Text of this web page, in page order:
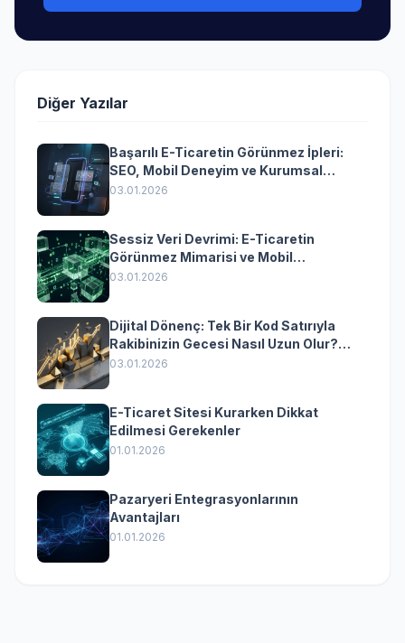
Diğer Yazılar
Başarılı E-Ticaretin Görünmez İpleri:
SEO, Mobil Deneyim ve Kurumsal
Yazılımın Kazandıran Senkronizasyonu
03.01.2026
Sessiz Veri Devrimi: E-Ticaretin
Görünmez Mimarisi ve Mobil
Dönüşümün Kurumsal Anahtarı
03.01.2026
Dijital Dönenç: Tek Bir Kod Satırıyla
Rakibinizin Gecesi Nasıl Uzun Olur?
(Kurumsal Yazılımın Güçlü Rolü)
03.01.2026
E-Ticaret Sitesi Kurarken Dikkat
Edilmesi Gerekenler
01.01.2026
Pazaryeri Entegrasyonlarının
Avantajları
01.01.2026